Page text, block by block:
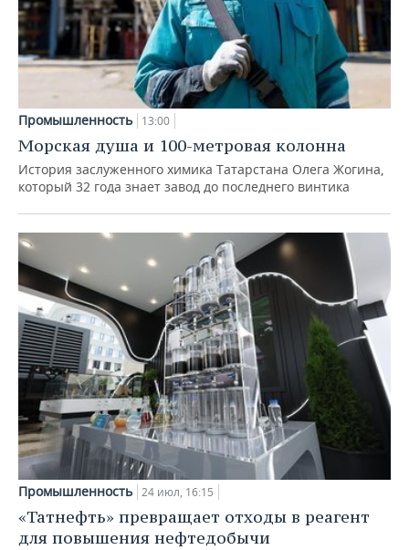
Промышленность 13:00
Морская душа и 100-метровая колонна
История заслуженного химика Татарстана Олега Жогина,
который 32 года знает завод до последнего винтика
Промышленность 24 июл, 16:15
«Татнефть» превращает отходы в реагент
для повышения нефтедобычи